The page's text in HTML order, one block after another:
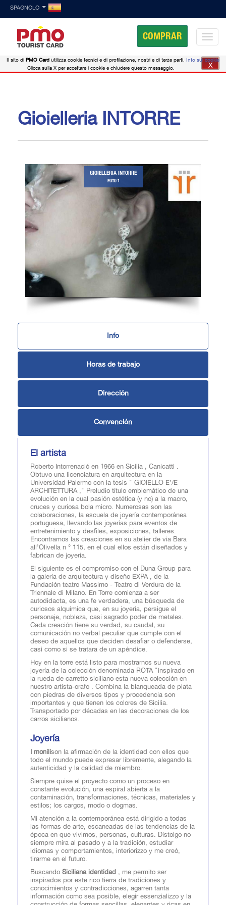
SPAGNOLO
COMPRAR
Gioielleria INTORRE
GIOIELLERIA INTORRE
FOTO 1
Info
Horas de trabajo
Dirección
Convención
El artista
Roberto Intorrenació en 1966 en Sicilia , Canicatti .
Obtuvo una licenciatura en arquitectura en la
Universidad Palermo con la tesis " GIOIELLO E’/E
ARCHITETTURA ," Preludio título emblemático de una
evolución en la cual pasión estética (y no) a la macro,
cruces y curiosa bola micro. Numerosas son las
colaboraciones, la escuela de joyería contemporánea
portuguesa, llevando las joyerías para eventos de
entretenimiento y desfiles, exposiciones, talleres.
Encontramos las creaciones en su atelier de via Bara
all’Olivella n ° 115, en el cual ellos están diseñados y
fabrican de joyería.
El siguiente es el compromiso con el Duna Group para
la galería de arquitectura y diseño EXPA , de la
Fundación teatro Massimo - Teatro di Verdura de la
Triennale di Milano. En Torre comienza a ser
autodidacta, es una fe verdadera, una búsqueda de
curiosos alquímica que, en su joyería, persigue el
personaje, nobleza, casi sagrado poder de metales.
Cada creación tiene su verdad, su caudal, su
comunicación no verbal peculiar que cumple con el
deseo de aquellos que deciden desafiar o defenderse,
casi como si se tratara de un apéndice.
Hoy en la torre está listo para mostrarnos su nueva
joyería de la colección denominada ROTA "inspirado en
la rueda de carretto siciliano esta nueva colección en
nuestro artista-orafo . Combina la blanqueada de plata
con piedras de diversos tipos y procedencia son
importantes y que tienen los colores de Sicilia.
Transportado por décadas en las decoraciones de los
carros sicilianos.
Joyería
I monilison la afirmación de la identidad con ellos que
todo el mundo puede expresar libremente, alegando la
autenticidad y la calidad de miembro.
Siempre quise el proyecto como un proceso en
constante evolución, una espiral abierta a la
contaminación, transformaciones, técnicas, materiales y
estilos; los cargos, modo o dogmas.
Mi atención a la contemporánea está dirigido a todas
las formas de arte, escaneadas de las tendencias de la
época en que vivimos, personas, culturas. Distolgo no
siempre mira al pasado y a la tradición, estudiar
idiomas y comportamientos, interiorizzo y me creó,
tirarme en el futuro.
Buscando Siciliana identidad , me permito ser
inspirados por este rico tierra de tradiciones y
conocimientos y contradicciones, agarren tanta
información como sea posible, elegir essenzializzo y la
Il sito di PMO Card utilizza cookie tecnici e di profilazione, nostri e di terze parti. Info sui cookie
Clicca sulla X per accettare i cookie e chiudere questo messaggio.
X